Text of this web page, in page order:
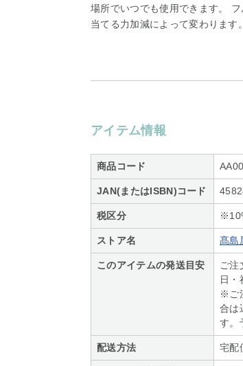
場所でいつでも使用できます。
当てる力加減によって変わります。
アイテム情報
商品コード
JAN(またはISBN)コード
税区分
ストア名 髙島
このアイテムの発送目安
ご注
日・
※ご
合は
す。
配送方法 宅配